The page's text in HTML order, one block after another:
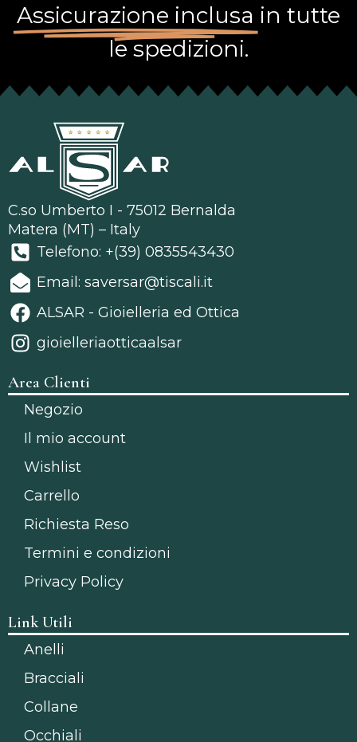
Assicurazione inclusa in tutte
le spedizioni.
C.so Umberto I - 75012 Bernalda
Matera (MT) – Italy
Telefono: +(39) 0835543430
Email: saversar@tiscali.it
ALSAR - Gioielleria ed Ottica
gioielleriaotticaalsar
Area Clienti
Negozio
Il mio account
Wishlist
Carrello
Richiesta Reso
Termini e condizioni
Privacy Policy
Link Utili
Anelli
Bracciali
Collane
Occhiali